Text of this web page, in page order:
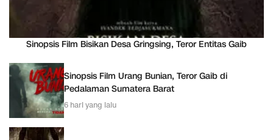
Sinopsis Film Bisikan Desa Gringsing, Teror Entitas Gaib
Sinopsis Film Urang Bunian, Teror Gaib di
Pedalaman Sumatera Barat
6 hari yang lalu